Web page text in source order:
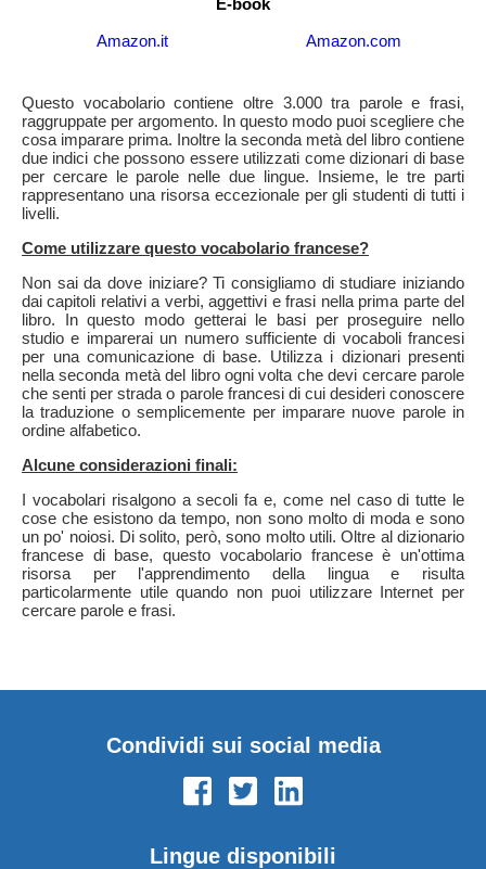
E-book
Amazon.it
Amazon.com
Questo vocabolario contiene oltre 3.000 tra parole e frasi,
raggruppate per argomento. In questo modo puoi scegliere che
cosa imparare prima. Inoltre la seconda metà del libro contiene
due indici che possono essere utilizzati come dizionari di base
per cercare le parole nelle due lingue. Insieme, le tre parti
rappresentano una risorsa eccezionale per gli studenti di tutti i
livelli.
Come utilizzare questo vocabolario francese?
Non sai da dove iniziare? Ti consigliamo di studiare iniziando
dai capitoli relativi a verbi, aggettivi e frasi nella prima parte del
libro. In questo modo getterai le basi per proseguire nello
studio e imparerai un numero sufficiente di vocaboli francesi
per una comunicazione di base. Utilizza i dizionari presenti
nella seconda metà del libro ogni volta che devi cercare parole
che senti per strada o parole francesi di cui desideri conoscere
la traduzione o semplicemente per imparare nuove parole in
ordine alfabetico.
Alcune considerazioni finali:
I vocabolari risalgono a secoli fa e, come nel caso di tutte le
cose che esistono da tempo, non sono molto di moda e sono
un po' noiosi. Di solito, però, sono molto utili. Oltre al dizionario
francese di base, questo vocabolario francese è un'ottima
risorsa per l'apprendimento della lingua e risulta
particolarmente utile quando non puoi utilizzare Internet per
cercare parole e frasi.
Condividi sui social media
Lingue disponibili